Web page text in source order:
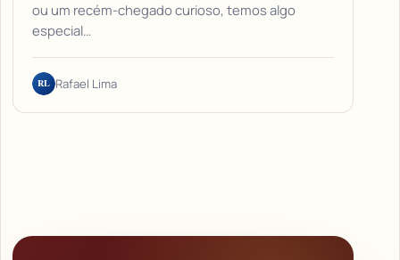
ou um recém-chegado curioso, temos algo
especial…
RL Rafael Lima